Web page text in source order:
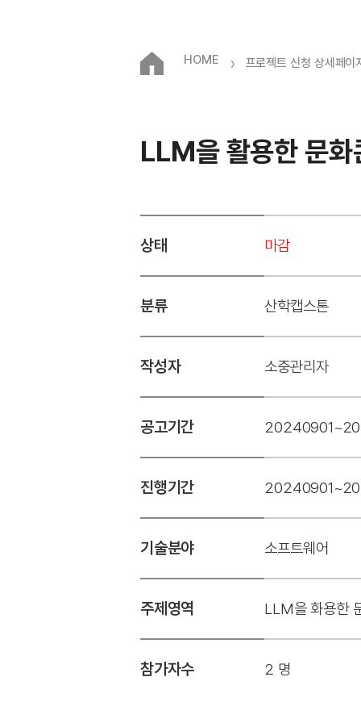
HOME › 프로젝트 신청 상세페이
LLM을 활용한 문화
상태 마감
분류 산학캡스톤
작성자 소중관리자
공고기간
진행기간
기술분야 소프트웨어
주제영역 LLM을 화용한
참가자수 2 명